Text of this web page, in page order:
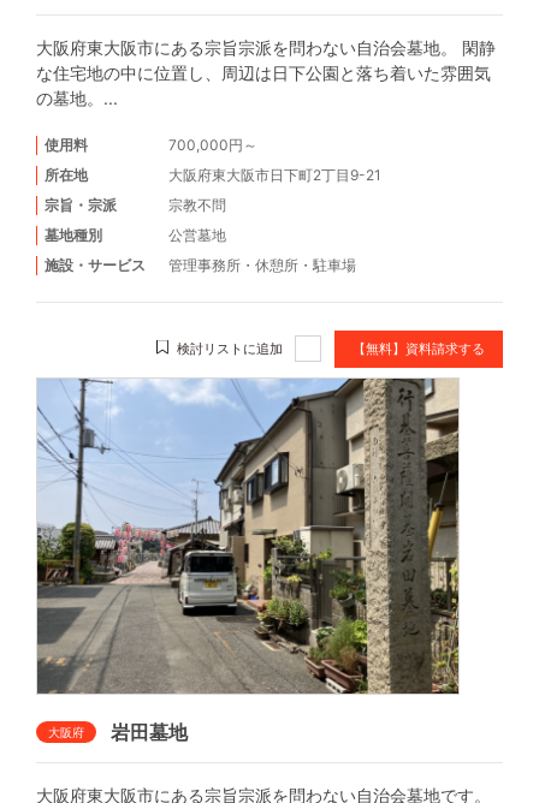
大阪府東大阪市にある宗旨宗派を問わない自治会墓地。 閑静
な住宅地の中に位置し、周辺は日下公園と落ち着いた雰囲気
の墓地。...
使用料
700,000円～
所在地
大阪府東大阪市日下町2丁目9-21
宗旨・宗派
宗教不問
墓地種別
公営墓地
施設・サービス
管理事務所 ・ 休憩所 ・ 駐車場
検討リストに追加 【無料】資料請求する
大阪府 岩田墓地
大阪府東大阪市にある宗旨宗派を問わない自治会墓地です。